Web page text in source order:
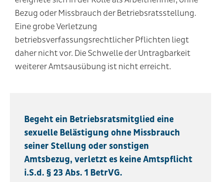
Bezug oder Missbrauch der Betriebsratsstellung.
Eine grobe Verletzung
betriebsverfassungsrechtlicher Pflichten liegt
daher nicht vor. Die Schwelle der Untragbarkeit
weiterer Amtsausübung ist nicht erreicht.
Begeht ein Betriebsratsmitglied eine
sexuelle Belästigung ohne Missbrauch
seiner Stellung oder sonstigen
Amtsbezug, verletzt es keine Amtspflicht
i.S.d. § 23 Abs. 1 BetrVG.